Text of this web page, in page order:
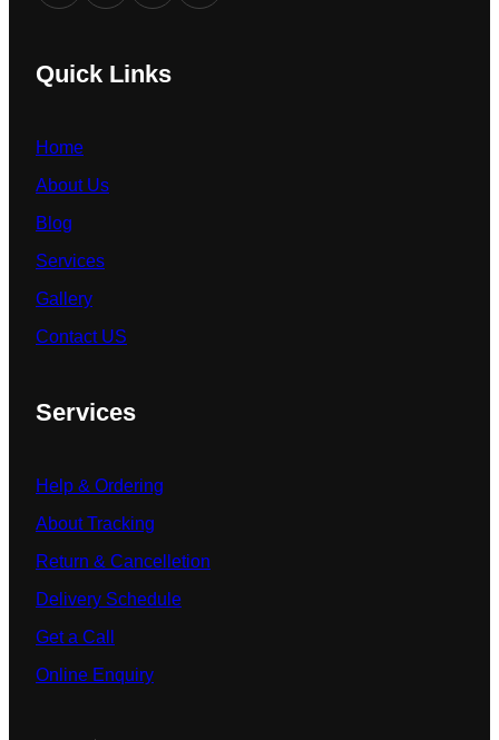
Quick Links
Home
About Us
Blog
Services
Gallery
Contact US
Services
Help & Ordering
About Tracking
Return & Cancelletion
Delivery Schedule
Get a Call
Online Enquiry